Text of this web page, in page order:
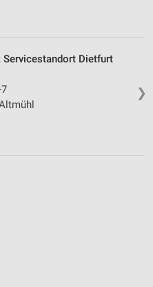
❯
Servicestandort Dietfurt